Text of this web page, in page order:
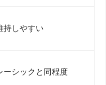
持しやすい
ーシックと同程度